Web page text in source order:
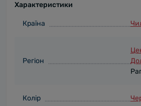
Характеристики
Країна
Регіон
Колір